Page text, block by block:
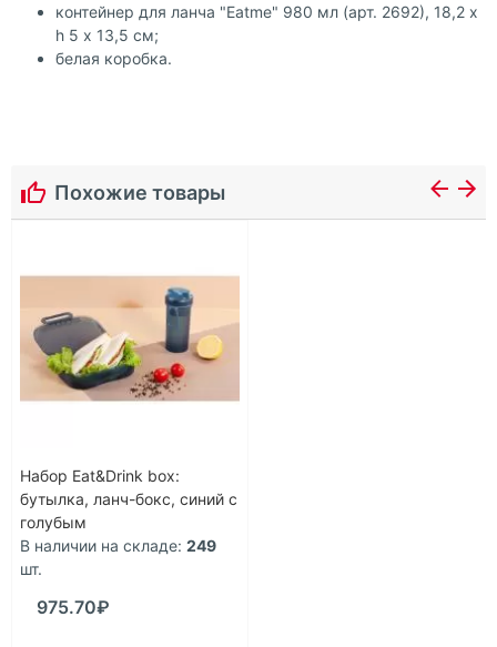
контейнер для ланча "Eatme" 980 мл (арт. 2692), 18,2 х
h 5 х 13,5 см;
белая коробка.
Похожие товары
Набор Eat&Drink box:
бутылка, ланч-бокс, синий с
голубым
В наличии на складе: 249
шт.
975.70₽